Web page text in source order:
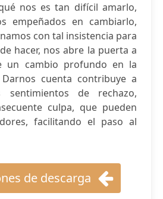
nos es tan difícil amarlo,
empeñados en cambiarlo,
con tal insistencia para
hacer, nos abre la puerta a
un cambio profundo en la
cuenta contribuye a
sentimientos de rechazo,
culpa, que pueden
facilitando el paso al
de descarga